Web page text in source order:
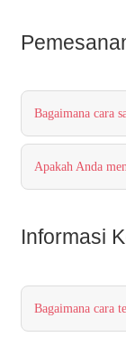
Bagaimana cara
Apakah Anda
Informasi
Bagaimana cara